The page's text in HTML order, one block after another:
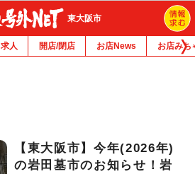
東大阪市
求人 開店/閉店 お店News お店みち
【東大阪市】今年(2026年)
の岩田墓市のお知らせ！岩